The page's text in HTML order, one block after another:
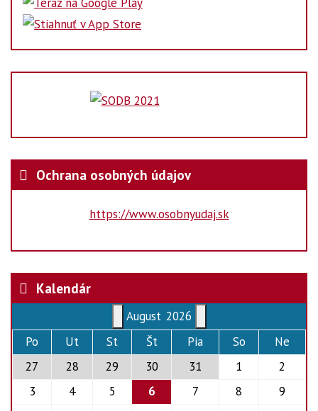
Ochrana osobných údajov
https://www.osobnyudaj.sk
Kalendár
August 2026
Po
Ut St Št Pia So
Ne
27
28 29 30 31 1
2
3
4 5 6 7 8
9